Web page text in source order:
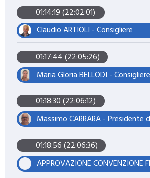
01:14:19 (22:02:01)
Claudio ARTIOLI - Consigliere
01:17:44 (22:05:26)
Maria Gloria BELLODI - Consigliere
01:18:30 (22:06:12)
01:18:56 (22:06:36)